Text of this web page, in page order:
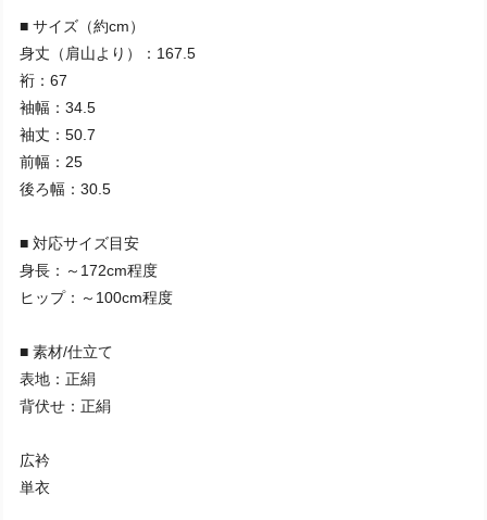
■ サイズ（約cm）
身丈（肩山より）：167.5
裄：67
袖幅：34.5
袖丈：50.7
前幅：25
後ろ幅：30.5
■ 対応サイズ目安
身長：～172cm程度
ヒップ：～100cm程度
■ 素材/仕立て
表地：正絹
背伏せ：正絹
広衿
単衣